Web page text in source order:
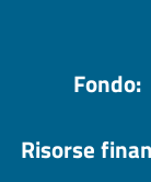
Fondo:
Risorse